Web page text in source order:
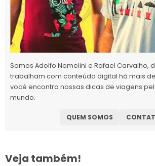
Somos Adolfo Nomelini e Rafael Carvalho,
trabalham com conteúdo digital há mais de
você encontra nossas dicas de viagens
mundo.
QUEM SOMOS
Veja também!